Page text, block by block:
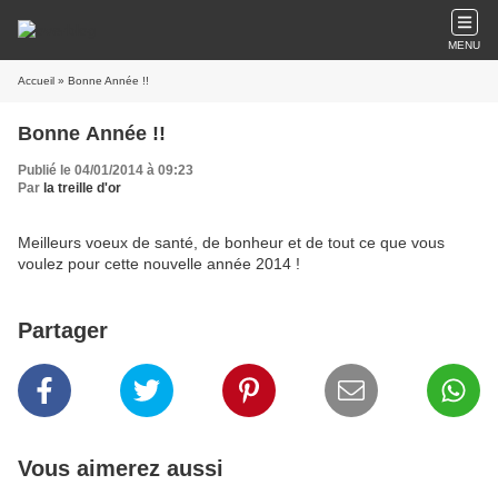
MENU
Accueil » Bonne Année !!
Bonne Année !!
Publié le 04/01/2014 à 09:23
Par la treille d'or
Meilleurs voeux de santé, de bonheur et de tout ce que vous
voulez pour cette nouvelle année 2014 !
Partager
Vous aimerez aussi